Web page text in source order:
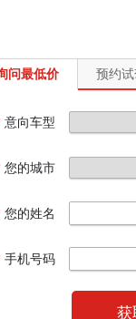
问最低价 预约
意向车型
您的城市
您的姓名
手机号码
获